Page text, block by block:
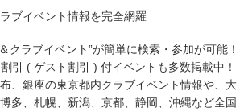
ブイベント情報を完全網羅
クラブイベント”が簡単に検索・参加が可能！
引 ( ゲスト割引 ) 付イベントも多数掲載中！
、銀座の東京都内クラブイベント情報や、大
多、札幌、新潟、京都、静岡、沖縄など全国